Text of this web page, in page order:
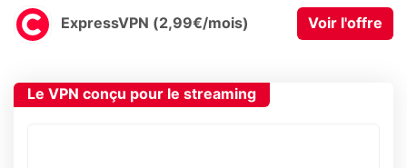
ExpressVPN (2,99€/mois) Voir l'offre
Le VPN conçu pour le streaming